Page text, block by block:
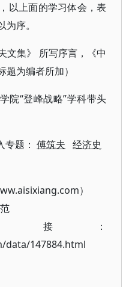
以上面的学习体会，表
序。
文集》 所写序言，《中
为编者所加）
院“登峰战略”学科带头
专题：傅筑夫 经济史
）
接：
data/147884.html